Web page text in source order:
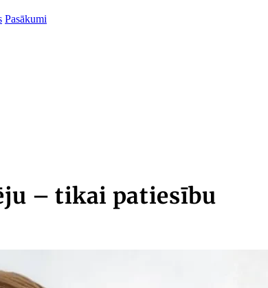
Pasākumi
– tikai patiesību